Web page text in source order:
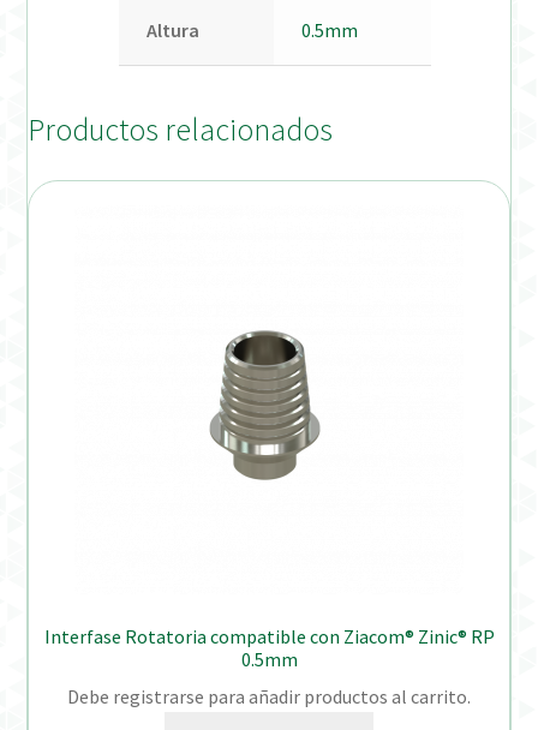
Altura 0.5mm
Productos relacionados
Interfase Rotatoria compatible con Ziacom® Zinic® RP
0.5mm
Debe registrarse para añadir productos al carrito.